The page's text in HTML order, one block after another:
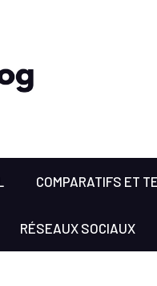
COMPARATIFS ET
RÉSEAUX SOCIAUX